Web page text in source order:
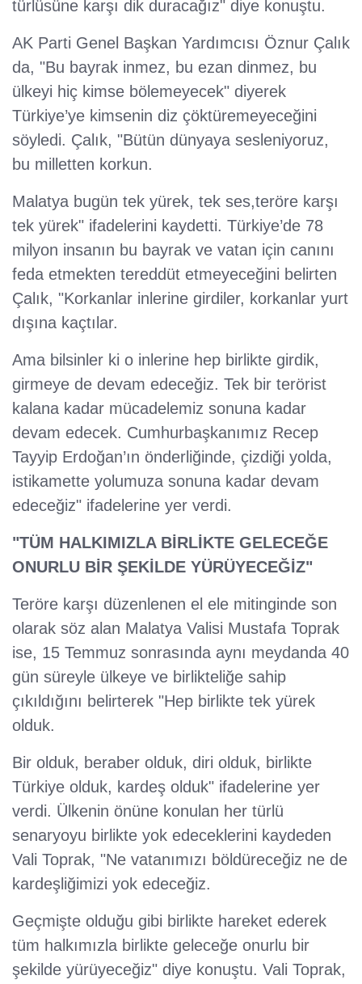
türlüsüne karşı dik duracağız" diye konuştu.
AK Parti Genel Başkan Yardımcısı Öznur Çalık
da, "Bu bayrak inmez, bu ezan dinmez, bu
ülkeyi hiç kimse bölemeyecek" diyerek
Türkiye’ye kimsenin diz çöktüremeyeceğini
söyledi. Çalık, "Bütün dünyaya sesleniyoruz,
bu milletten korkun.
Malatya bugün tek yürek, tek ses,teröre karşı
tek yürek" ifadelerini kaydetti. Türkiye’de 78
milyon insanın bu bayrak ve vatan için canını
feda etmekten tereddüt etmeyeceğini belirten
Çalık, "Korkanlar inlerine girdiler, korkanlar yurt
dışına kaçtılar.
Ama bilsinler ki o inlerine hep birlikte girdik,
girmeye de devam edeceğiz. Tek bir terörist
kalana kadar mücadelemiz sonuna kadar
devam edecek. Cumhurbaşkanımız Recep
Tayyip Erdoğan’ın önderliğinde, çizdiği yolda,
istikamette yolumuza sonuna kadar devam
edeceğiz" ifadelerine yer verdi.
"TÜM HALKIMIZLA BİRLİKTE GELECEĞE
ONURLU BİR ŞEKİLDE YÜRÜYECEĞİZ"
Teröre karşı düzenlenen el ele mitinginde son
olarak söz alan Malatya Valisi Mustafa Toprak
ise, 15 Temmuz sonrasında aynı meydanda 40
gün süreyle ülkeye ve birlikteliğe sahip
çıkıldığını belirterek "Hep birlikte tek yürek
olduk.
Bir olduk, beraber olduk, diri olduk, birlikte
Türkiye olduk, kardeş olduk" ifadelerine yer
verdi. Ülkenin önüne konulan her türlü
senaryoyu birlikte yok edeceklerini kaydeden
Vali Toprak, "Ne vatanımızı böldüreceğiz ne de
kardeşliğimizi yok edeceğiz.
Geçmişte olduğu gibi birlikte hareket ederek
tüm halkımızla birlikte geleceğe onurlu bir
şekilde yürüyeceğiz" diye konuştu. Vali Toprak,